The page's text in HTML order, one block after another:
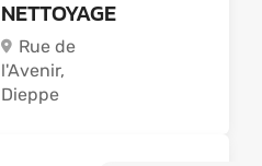
NETTOYAGE
Rue de
l'Avenir,
Dieppe